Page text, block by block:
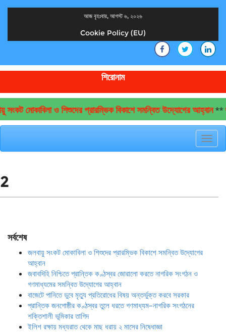
আজ বৃহঃবার, আগস্ট ৬, ২০২৬
Cookie Policy (EU)
শিরোনাম
সংকট মোকাবিলা ও শিশুদের প্রারম্ভিক বিকাশে সমন্বিত উদ্যোগের আহ্বান**
2
সর্বশেষ
জলবায়ু সংকট মোকাবিলা ও শিশুদের প্রারম্ভিক বিকাশে সমন্বিত উদ্যোগের
আহ্বান
জবাবদিহি নিশ্চিতে প্রান্তিক কণ্ঠস্বর জোরালো করতে নাগরিক সংগঠন ও
গণমাধ্যমের সমন্বিত উদ্যোগের আহ্বান
বাজেটে পানিতে ডুবে মৃত্যু প্রতিরোধের বিষয় অন্তর্ভুক্ত করবে সরকার
প্রান্তিক জনগোষ্ঠীর কণ্ঠস্বর তুলে ধরতে গণমাধ্যম–নাগরিক সংগঠনের
শক্তিশালী ভূমিকার তাগিদ
ইলিশ রক্ষায় মধ্যরাত থেকে মাছ ধরায় ২ মাসের নিষেধাজ্ঞা